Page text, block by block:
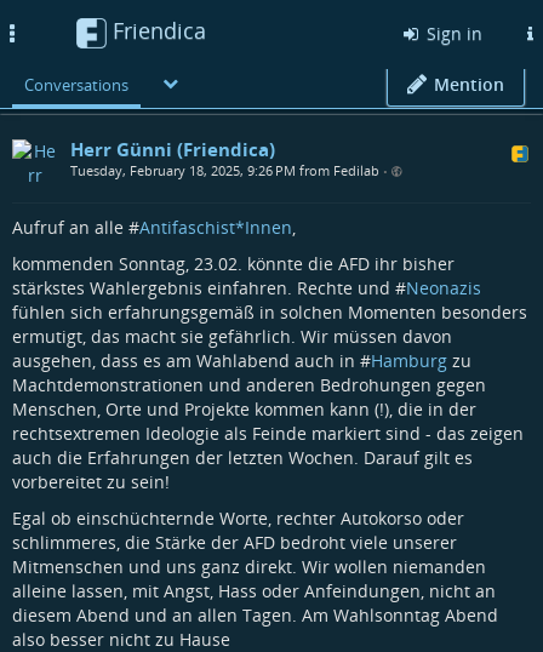
Friendica Sign in
Conversations Mention
Herr Günni (Friendica)
Tuesday, February 18, 2025, 9:26 PM from Fedilab •
Aufruf an alle #Antifaschist*Innen,
kommenden Sonntag, 23.02. könnte die AFD ihr bisher
stärkstes Wahlergebnis einfahren. Rechte und #Neonazis
fühlen sich erfahrungsgemäß in solchen Momenten besonders
ermutigt, das macht sie gefährlich. Wir müssen davon
ausgehen, dass es am Wahlabend auch in #Hamburg zu
Machtdemonstrationen und anderen Bedrohungen gegen
Menschen, Orte und Projekte kommen kann (!), die in der
rechtsextremen Ideologie als Feinde markiert sind - das zeigen
auch die Erfahrungen der letzten Wochen. Darauf gilt es
vorbereitet zu sein!
Egal ob einschüchternde Worte, rechter Autokorso oder
schlimmeres, die Stärke der AFD bedroht viele unserer
Mitmenschen und uns ganz direkt. Wir wollen niemanden
alleine lassen, mit Angst, Hass oder Anfeindungen, nicht an
diesem Abend und an allen Tagen. Am Wahlsonntag Abend
also besser nicht zu Hause